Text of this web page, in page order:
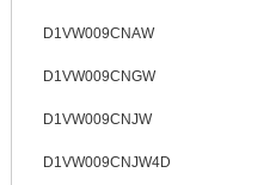
D1VW009CNAW
D1VW009CNGW
D1VW009CNJW
D1VW009CNJW4D